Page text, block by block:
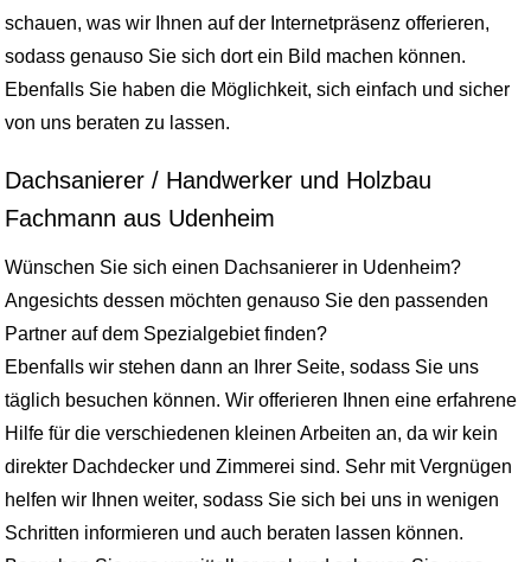
schauen, was wir Ihnen auf der Internetpräsenz offerieren,
sodass genauso Sie sich dort ein Bild machen können.
Ebenfalls Sie haben die Möglichkeit, sich einfach und sicher
von uns beraten zu lassen.
Dachsanierer / Handwerker und Holzbau
Fachmann aus Udenheim
Wünschen Sie sich einen Dachsanierer in Udenheim?
Angesichts dessen möchten genauso Sie den passenden
Partner auf dem Spezialgebiet finden?
Ebenfalls wir stehen dann an Ihrer Seite, sodass Sie uns
täglich besuchen können. Wir offerieren Ihnen eine erfahrene
Hilfe für die verschiedenen kleinen Arbeiten an, da wir kein
direkter Dachdecker und Zimmerei sind. Sehr mit Vergnügen
helfen wir Ihnen weiter, sodass Sie sich bei uns in wenigen
Schritten informieren und auch beraten lassen können.